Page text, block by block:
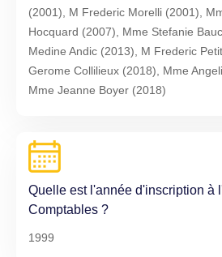
(2001), M Frederic Morelli (2001),
Hocquard (2007), Mme Stefanie
Medine Andic (2013), M Frederic
Gerome Collilieux (2018), Mme
Mme Jeanne Boyer (2018)
Quelle est l'année d'inscription à
Comptables ?
1999